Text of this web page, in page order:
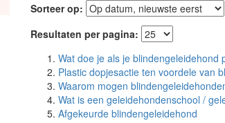
Sorteer op:
Resultaten per pagina:
Wat doe je als je blindengeleidehond
Plastic dopjesactie ten voordele van
Waarom mogen
Wat is een geleidehondenschool /
Afgekeurde blindengeleidehond